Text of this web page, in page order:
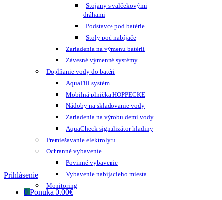
Stojany s valčekovými
dráhami
Podstavce pod batérie
Stoly pod nabíjače
Zariadenia na výmenu batérií
Závesné výmenné systémy
Dopĺňanie vody do batéri
AquaFill systém
Mobilná plnička HOPPECKE
Nádoby na skladovanie vody
Zariadenia na výrobu demi vody
AquaCheck signalizátor hladiny
Premiešavanie elektrolytu
Ochranné vybavenie
Povinné vybavenie
Vybavenie nabíjacieho miesta
Monitoring
Prihlásenie
0 Ponuka 0.00€